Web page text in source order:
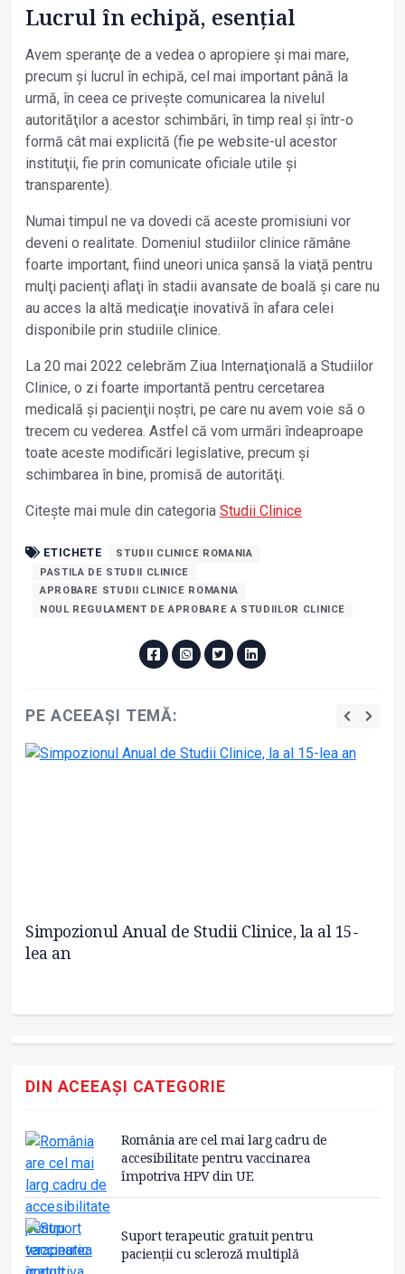
Lucrul în echipă, esențial
Avem speranţe de a vedea o apropiere şi mai mare,
precum şi lucrul în echipă, cel mai important până la
urmă, în ceea ce priveşte comunicarea la nivelul
autorităţilor a acestor schimbări, în timp real şi într-o
formă cât mai explicită (fie pe website-ul acestor
instituţii, fie prin comunicate oficiale utile şi
transparente).
Numai timpul ne va dovedi că aceste promisiuni vor
deveni o realitate. Domeniul studiilor clinice rămâne
foarte important, fiind uneori unica şansă la viaţă pentru
mulţi pacienţi aflaţi în stadii avansate de boală şi care nu
au acces la altă medicaţie inovativă în afara celei
disponibile prin studiile clinice.
La 20 mai 2022 celebrăm Ziua Internaţională a Studiilor
Clinice, o zi foarte importantă pentru cercetarea
medicală şi pacienţii noştri, pe care nu avem voie să o
trecem cu vederea. Astfel că vom urmări îndeaproape
toate aceste modificări legislative, precum şi
schimbarea în bine, promisă de autorităţi.
Citește mai mule din categoria Studii Clinice
ETICHETE
STUDII CLINICE ROMANIA
PASTILA DE STUDII CLINICE
APROBARE STUDII CLINICE ROMANIA
NOUL REGULAMENT DE APROBARE A STUDIILOR CLINICE
PE ACEEAȘI TEMĂ:
Simpozionul Anual de Studii Clinice, la al 15-
lea an
DIN ACEEAȘI CATEGORIE
România are cel mai larg cadru de
accesibilitate pentru vaccinarea
împotriva HPV din UE
Suport terapeutic gratuit pentru
pacienții cu scleroză multiplă